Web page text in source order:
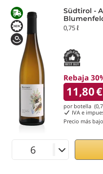
Südtirol -
0,75 ℓ
Rebaja
11,80€
por botella
IVA e
Precio más